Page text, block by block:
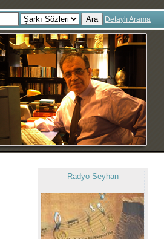
Ara Detaylı Arama
Radyo Seyhan